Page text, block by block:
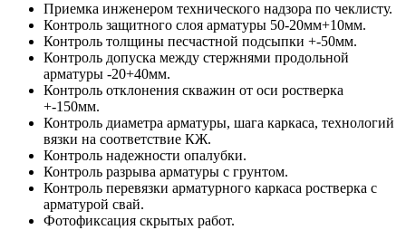
Приемка инженером технического надзора по чеклисту.
Контроль защитного слоя арматуры 50-20мм+10мм.
Контроль толщины песчастной подсыпки +-50мм.
Контроль допуска между стержнями продольной
арматуры -20+40мм.
Контроль отклонения скважин от оси ростверка
+-150мм.
Контроль диаметра арматуры, шага каркаса, технологий
вязки на соответствие КЖ.
Контроль надежности опалубки.
Контроль разрыва арматуры с грунтом.
Контроль перевязки арматурного каркаса ростверка с
арматурой свай.
Фотофиксация скрытых работ.